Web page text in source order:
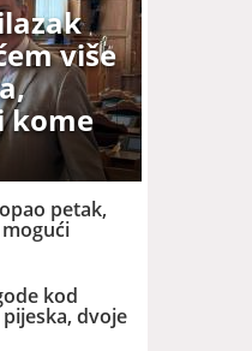
više
kome
petak,
kod
dvoje